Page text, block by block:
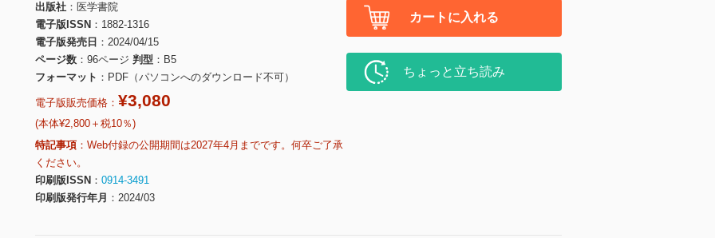
出版社
医学書院
電子版ISSN
1882-1316
電子版発売日
2024/04/15
ページ数
96ページ 判型
B5
フォーマット
PDF（パソコンへのダウンロード不可）
電子版販売価格： ¥3,080
(本体¥2,800＋税10％)
特記事項
Web付録の公開期間は2027年4月までです。何卒ご了承
ください。
印刷版ISSN
0914-3491
印刷版発行年月
2024/03
カートに入れる
ちょっと立ち読み